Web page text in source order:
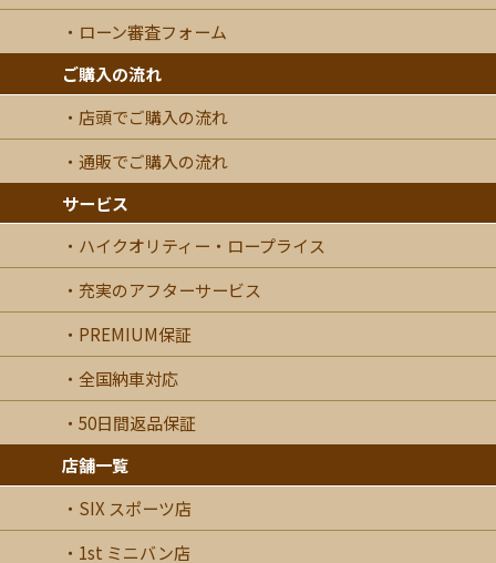
ローン審査フォーム
ご購入の流れ
店頭でご購入の流れ
通販でご購入の流れ
サービス
ハイクオリティー・ロープライス
充実のアフターサービス
PREMIUM保証
全国納車対応
50日間返品保証
店舗一覧
SIX スポーツ店
1st ミニバン店